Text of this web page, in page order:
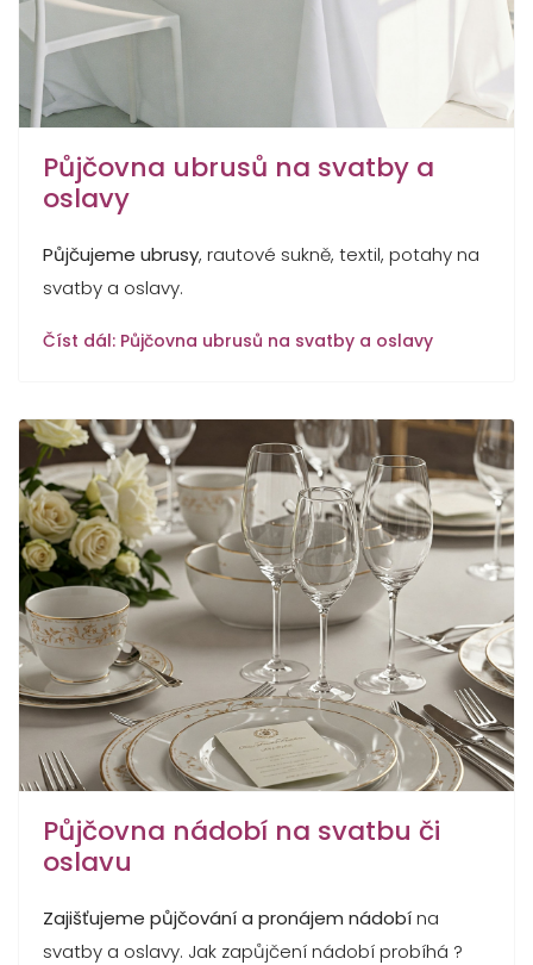
Půjčovna ubrusů na svatby a
oslavy
Půjčujeme ubrusy, rautové sukně, textil, potahy na
svatby a oslavy.
Číst dál: Půjčovna ubrusů na svatby a oslavy
Půjčovna nádobí na svatbu či
oslavu
Zajišťujeme půjčování a pronájem nádobína
svatby a oslavy. Jak zapůjčení nádobí probíhá ?